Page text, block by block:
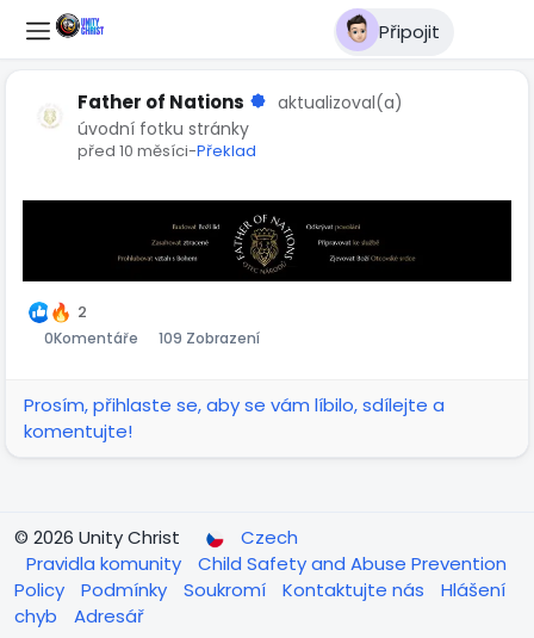
Připojit
Father of Nations
aktualizoval(a)
úvodní fotku stránky
před 10 měsíci-Překlad
2
0Komentáře 109 Zobrazení
Prosím, přihlaste se, aby se vám líbilo, sdílejte a
komentujte!
© 2026 Unity Christ
Czech
Pravidla komunity
Child Safety and Abuse Prevention
Policy
Podmínky Soukromí Kontaktujte nás
Hlášení
chyb
Adresář